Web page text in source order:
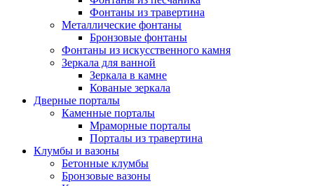
Фонтаны из травертина
Металлические фонтаны
Бронзовые фонтаны
Фонтаны из искусственного камня
Зеркала для ванной
Зеркала в камне
Кованые зеркала
Дверные порталы
Каменные порталы
Мраморные порталы
Порталы из травертина
Клумбы и вазоны
Бетонные клумбы
Бронзовые вазоны